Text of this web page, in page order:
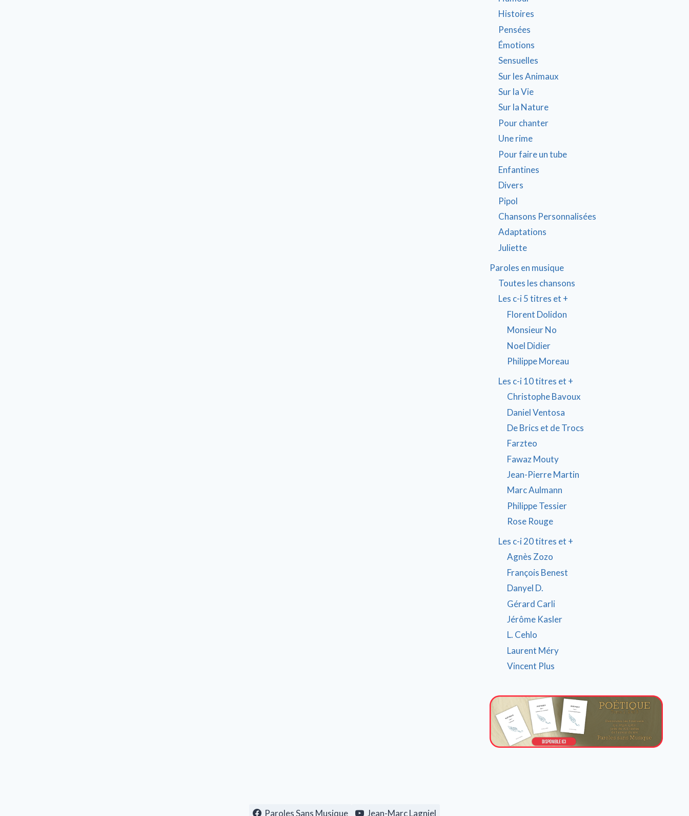
Histoires
Pensées
Émotions
Sensuelles
Sur les Animaux
Sur la Vie
Sur la Nature
Pour chanter
Une rime
Pour faire un tube
Enfantines
Divers
Pipol
Chansons Personnalisées
Adaptations
Juliette
Paroles en musique
Toutes les chansons
Les c-i 5 titres et +
Florent Dolidon
Monsieur No
Noel Didier
Philippe Moreau
Les c-i 10 titres et +
Christophe Bavoux
Daniel Ventosa
De Brics et de Trocs
Farzteo
Fawaz Mouty
Jean-Pierre Martin
Marc Aulmann
Philippe Tessier
Rose Rouge
Les c-i 20 titres et +
Agnès Zozo
François Benest
Danyel D.
Gérard Carli
Jérôme Kasler
L. Cehlo
Laurent Méry
Vincent Plus
Paroles Sans Musique Jean-Marc Lagniel